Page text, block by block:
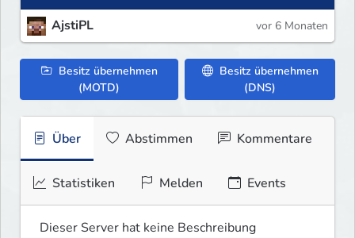
AjstiPL vor 6 Monaten
Besitz übernehmen
(MOTD)
Besitz übernehmen
(DNS)
Über Abstimmen Kommentare
Statistiken Melden Events
Dieser Server hat keine Beschreibung